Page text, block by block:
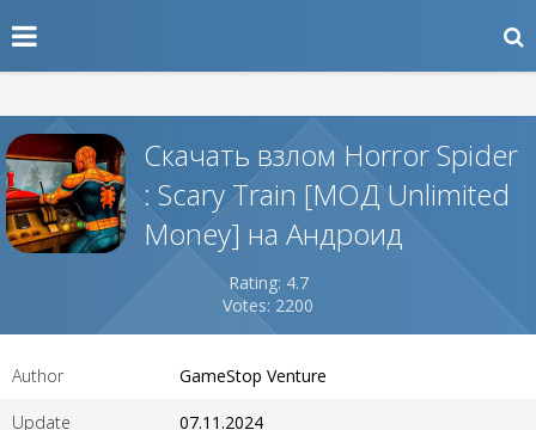
Скачать взлом Horror Spider
: Scary Train [МОД Unlimited
Money] на Андроид
Rating: 4.7
Votes: 2200
Author GameStop Venture
Update 07.11.2024